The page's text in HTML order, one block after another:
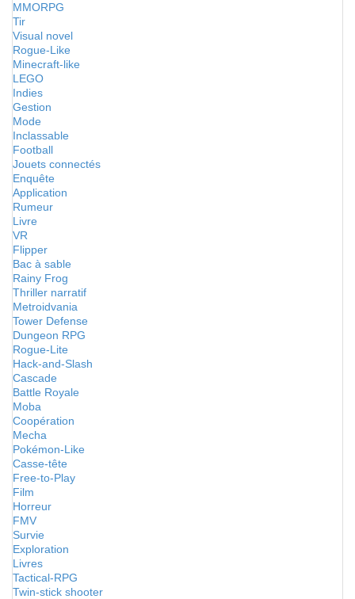
MMORPG
Tir
Visual novel
Rogue-Like
Minecraft-like
LEGO
Indies
Gestion
Mode
Inclassable
Football
Jouets connectés
Enquête
Application
Rumeur
Livre
VR
Flipper
Bac à sable
Rainy Frog
Thriller narratif
Metroidvania
Tower Defense
Dungeon RPG
Rogue-Lite
Hack-and-Slash
Cascade
Battle Royale
Moba
Coopération
Mecha
Pokémon-Like
Casse-tête
Free-to-Play
Film
Horreur
FMV
Survie
Exploration
Livres
Tactical-RPG
Twin-stick shooter